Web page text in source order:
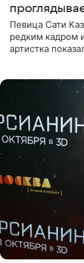
Певица Сати
редким кадром
артистка